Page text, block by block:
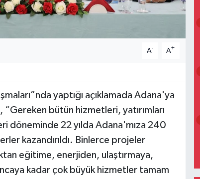
A- A+
yaptığı açıklamada Adana'ya
bütün hizmetleri, yatırımları
döneminde 22 yılda Adana'mıza 240
kazandırıldı. Binlerce projeler
eğitime, enerjiden, ulaştırmaya,
kadar çok büyük hizmetler tamam